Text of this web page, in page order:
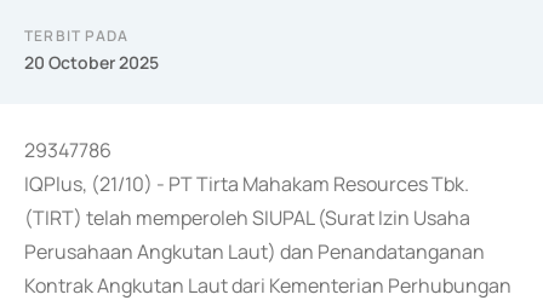
TERBIT PADA
20 October 2025
29347786
IQPlus, (21/10) - PT Tirta Mahakam Resources Tbk.
(TIRT) telah memperoleh SIUPAL (Surat Izin Usaha
Perusahaan Angkutan Laut) dan Penandatanganan
Kontrak Angkutan Laut dari Kementerian Perhubungan